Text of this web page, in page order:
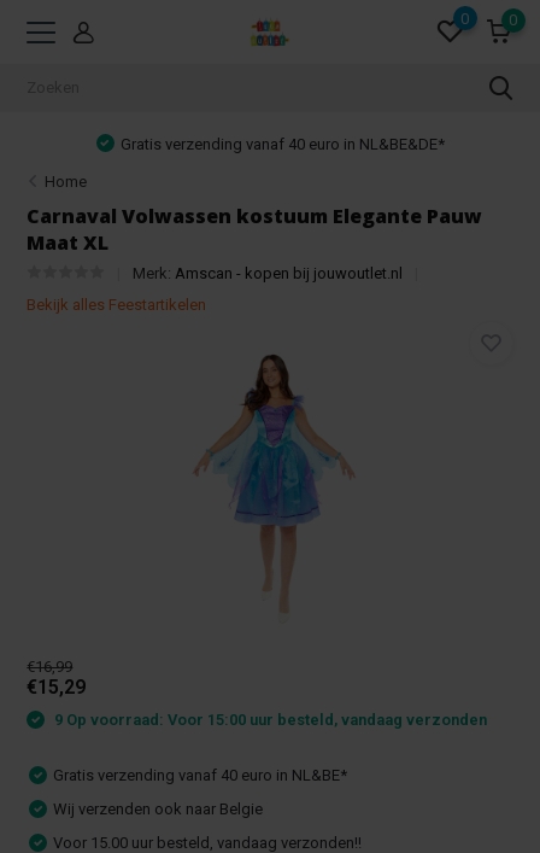
0 0
Gratis verzending vanaf 40 euro in NL&BE&DE*
Home
Carnaval Volwassen kostuum Elegante Pauw
Maat XL
Merk: Amscan - kopen bij jouwoutlet.nl
Bekijk alles Feestartikelen
€16,99
€15,29
9 Op voorraad: Voor 15:00 uur besteld, vandaag verzonden
Gratis verzending vanaf 40 euro in NL&BE*
Wij verzenden ook naar Belgie
Voor 15.00 uur besteld, vandaag verzonden!!